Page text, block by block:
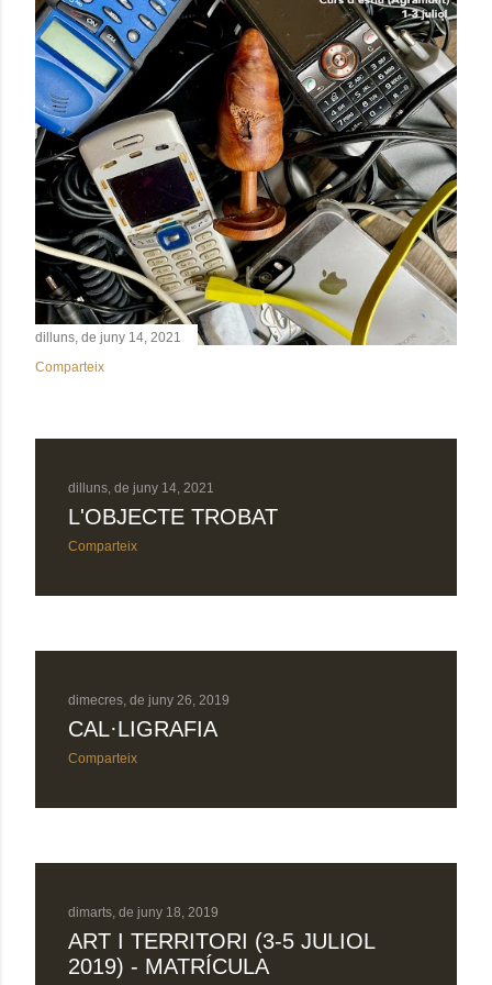
dilluns, de juny 14, 2021
Comparteix
dilluns, de juny 14, 2021
L'OBJECTE TROBAT
Comparteix
dimecres, de juny 26, 2019
CAL·LIGRAFIA
Comparteix
dimarts, de juny 18, 2019
ART I TERRITORI (3-5 JULIOL
2019) - MATRÍCULA